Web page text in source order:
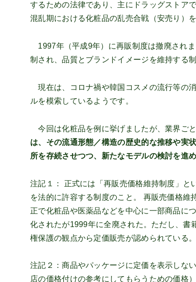
するための法律であり、主にドラッグストア
混乱期における化粧品の乱売合戦（安売り）
1997年（平成9年）に再販制度は撤廃され
制され、品質とブランドイメージを維持する
現在は、コロナ禍や韓国コスメの流行等の
ルを模索しているようです。
今回は化粧品を例に挙げましたが、業界ご
は、その流通形態／構造の歴史的な推移や実
所を存続させつつ、新たなモデルの検討を進
注記１： 正式には「再販売価格維持制度」と
を法的に許容する制度のこと。 再販売価格
正で化粧品や医薬品などを中心に一部商品に
化されたが1999年に全廃された。ただし、書
権保護の観点から定価販売が認められている。
注記２：商品やパッケージに定価を表示しな
店の価格付けの参考にしてもらうための価格